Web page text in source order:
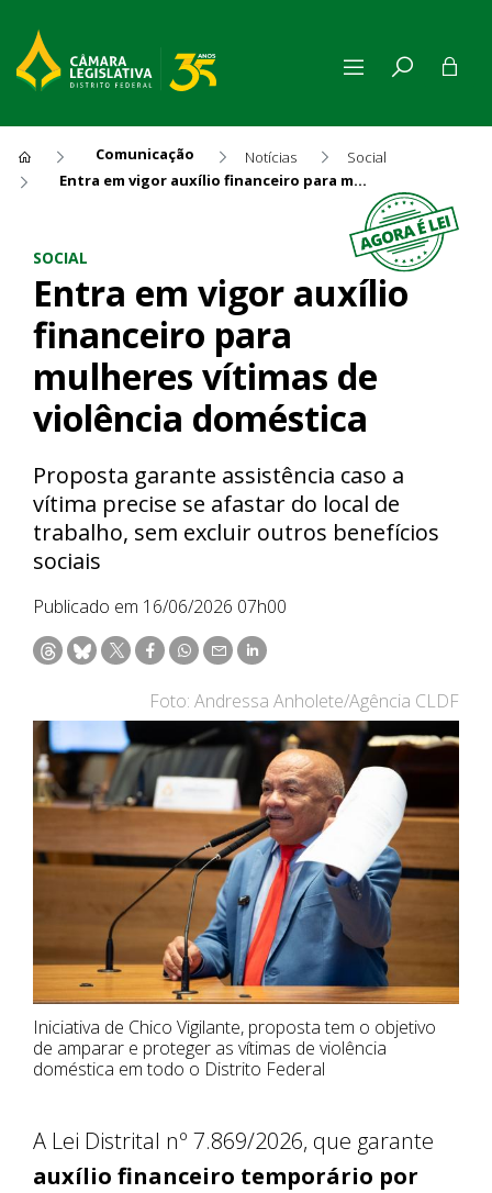
Comunicação Notícias
Social
Entra em vigor auxílio financeiro para mulheres vítimas de violência doméstica
Entra em vigor auxílio
SOCIAL
Entra em vigor auxílio
financeiro para
mulheres vítimas de
violência doméstica
Proposta garante assistência caso a
vítima precise se afastar do local de
trabalho, sem excluir outros benefícios
sociais
Publicado em 16/06/2026 07h00
Foto: Andressa Anholete/Agência CLDF
Iniciativa de Chico Vigilante, proposta tem o objetivo
de amparar e proteger as vítimas de violência
doméstica em todo o Distrito Federal
A Lei Distrital nº 7.869/2026, que garante
auxílio financeiro temporário por